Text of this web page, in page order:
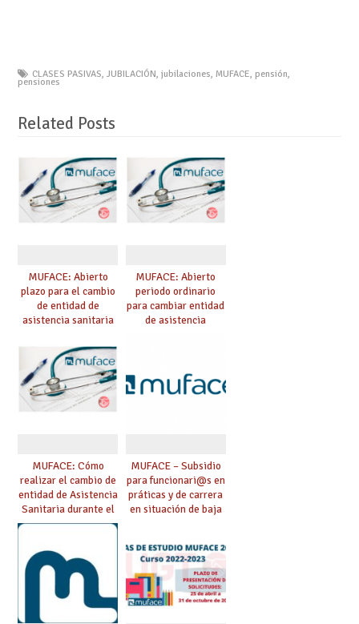
CLASES PASIVAS, JUBILACIÓN, jubilaciones, MUFACE, pensión,
pensiones
Related Posts
MUFACE: Abierto
plazo para el cambio
de entidad de
asistencia sanitaria
junio
MUFACE: Abierto
periodo ordinario
para cambiar entidad
de asistencia
MUFACE: Cómo
realizar el cambio de
entidad de Asistencia
Sanitaria durante el
mes de mayo
MUFACE – Subsidio
para funcionari@s en
práticas y de carrera
en situación de baja